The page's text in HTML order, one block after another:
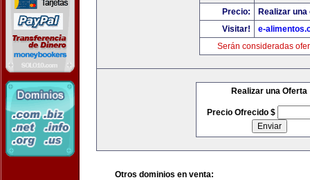
Precio:
Realizar
Visitar!
e-
Serán consideradas
Realizar una Oferta
Precio Ofrecido $
Otros dominios en venta: